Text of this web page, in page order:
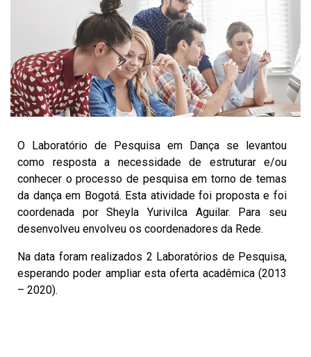
O Laboratório de Pesquisa em Dança se levantou
como resposta a necessidade de estruturar e/ou
conhecer o processo de pesquisa em torno de temas
da dança em Bogotá. Esta atividade foi proposta e foi
coordenada por Sheyla Yurivilca Aguilar. Para seu
desenvolveu envolveu os coordenadores da Rede.
Na data foram realizados 2 Laboratórios de Pesquisa,
esperando poder ampliar esta oferta acadêmica (2013
– 2020).